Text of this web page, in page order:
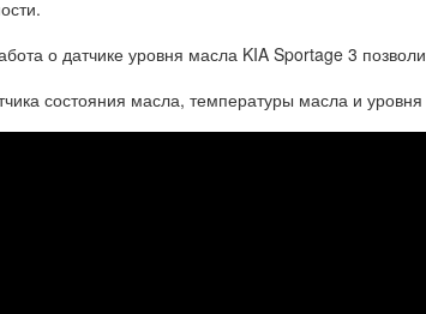
о датчике уровня масла KIA Sportage 3
состояния масла, температуры масла и